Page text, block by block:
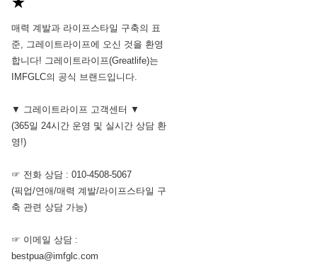
매력 계발과 라이프스타일 구축의 표
준, 그레이트라이프에 오신 것을 환영
합니다! 그레이트라이프(Greatlife)는
IMFGLC의 공식 브랜드입니다.
▼ 그레이트라이프 고객센터 ▼
(365일 24시간 운영 및 실시간 상담 환
영!)
☞ 전화 상담 : 010-4508-5067
(픽업/연애/매력 계발/라이프스타일 구
축 관련 상담 가능)
☞ 이메일 상담 :
bestpua@imfglc.com